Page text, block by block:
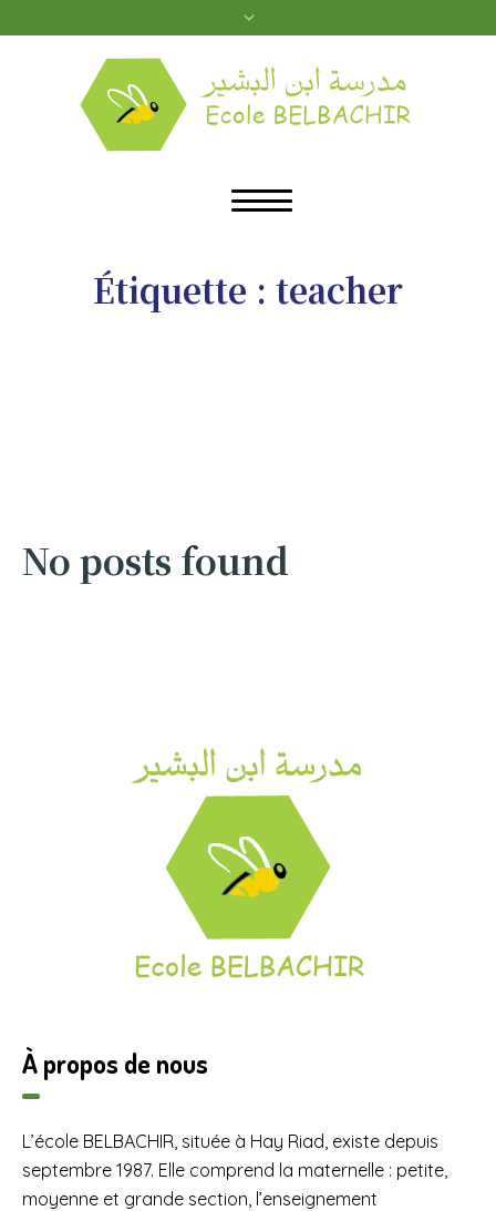
Étiquette : teacher
No posts found
À propos de nous
L’école BELBACHIR, située à Hay Riad, existe depuis
septembre 1987. Elle comprend la maternelle : petite,
moyenne et grande section, l’enseignement